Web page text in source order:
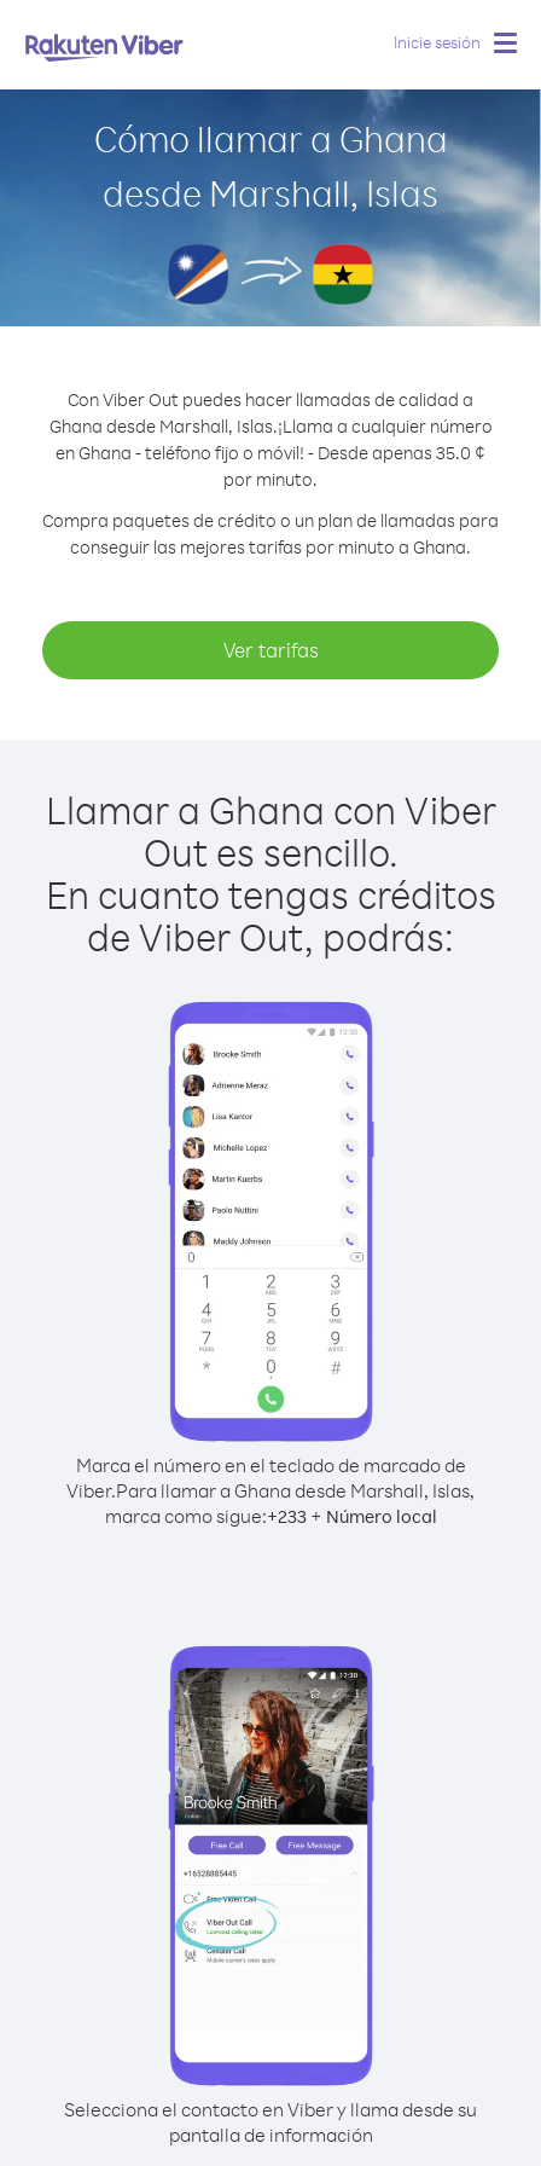
Inicie sesión
Cómo llamar a Ghana
desde Marshall, Islas
Con Viber Out puedes hacer llamadas de calidad a
Ghana desde Marshall, Islas.¡Llama a cualquier número
en Ghana - teléfono fijo o móvil! - Desde apenas 35.0 ¢
por minuto.
Compra paquetes de crédito o un plan de llamadas para
conseguir las mejores tarifas por minuto a Ghana.
Ver tarifas
Llamar a Ghana con Viber
Out es sencillo.
En cuanto tengas créditos
de Viber Out, podrás:
Marca el número en el teclado de marcado de
Viber.Para llamar a Ghana desde Marshall, Islas,
marca como sigue:+233+ Número local
Selecciona el contacto en Viber y llama desde su
pantalla de información